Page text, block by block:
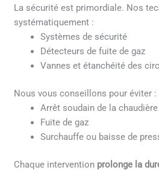
La sécurité est primordiale. Nos
systématiquement :
Systèmes de sécurité
Détecteurs de fuite de gaz
Vannes et étanchéité des
Nous vous conseillons pour éviter :
Arrêt soudain de la chaudière
Fuite de gaz
Surchauffe ou baisse de
Chaque intervention prolonge la